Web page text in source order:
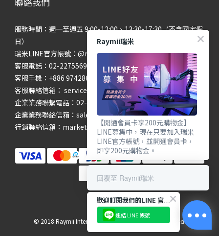
服務時間：週一至週五 9:00-12:00、13:30-17:30（不含國定假
日）
瑞米LINE官方帳號：@raymii
客服電話：02-22755699 #201 #202
客服手機：+886 974286654
客服聯絡信箱： service@raymii.com
企業業務聯繫電話：02-22755699 #302
企業業務聯絡信箱：sales@raymii.com
行銷聯絡信箱：marketing@raymii.com
© 2018 Raymii International Limited. All Rights Reserved.
Raymii瑞米
【開通會員卡享200元購物金】
LINE募集中，現在只要加入瑞米
LINE官方帳號，並開通會員卡，
即享200元購物金。
回覆至 Raymii瑞米
歡迎訂閱我們的LINE 官方帳號
連結 LINE 帳號